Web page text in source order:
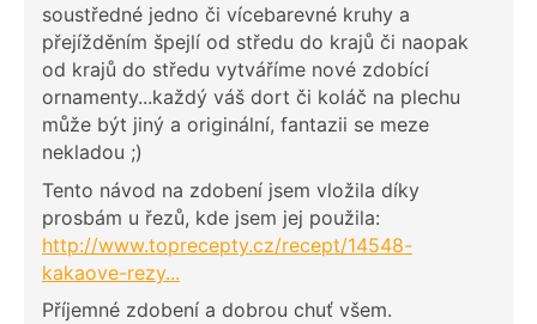
soustředné jedno či vícebarevné kruhy a
přejížděním špejlí od středu do krajů či naopak
od krajů do středu vytváříme nové zdobící
ornamenty...každý váš dort či koláč na plechu
může být jiný a originální, fantazii se meze
nekladou ;)
Tento návod na zdobení jsem vložila díky
prosbám u řezů, kde jsem jej použila:
http://www.toprecepty.cz/recept/14548-
kakaove-rezy...
Příjemné zdobení a dobrou chuť všem.